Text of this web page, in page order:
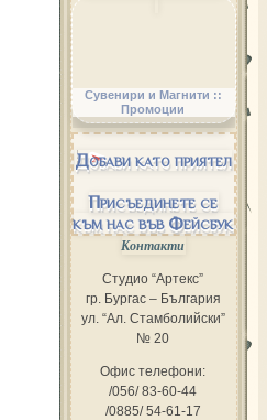
Сувенири и Магнити ::
Промоции
Добави като приятел
Присъединете се
към нас във Фейсбук
Контакти
Студио “Артекс”
гр. Бургас – България
ул. “Ал. Стамболийски”
№ 20
Офис телефони:
/056/ 83-60-44
/0885/ 54-61-17